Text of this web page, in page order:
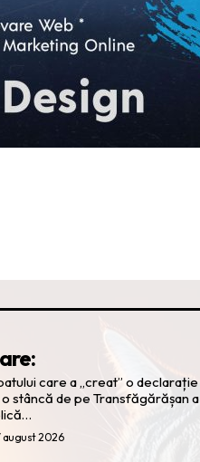
care a „creat” o declarație
stâncă de pe Transfăgărășan a
august 2026